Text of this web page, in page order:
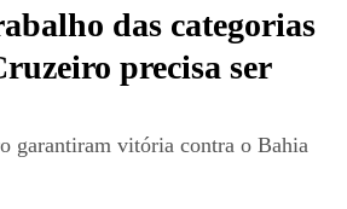
das categorias
precisa ser
garantiram vitória contra o Bahia